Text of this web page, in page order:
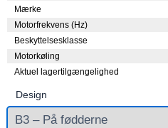
Mærke
Motorfrekvens (Hz)
Beskyttelsesklasse
Motorkøling
Aktuel lagertilgængelighed
Design